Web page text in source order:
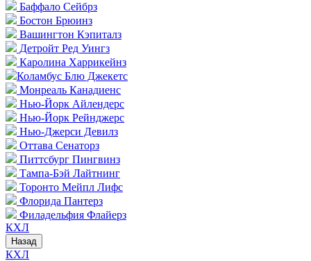
Баффало Сейбрз
Бостон Брюинз
Вашингтон Кэпиталз
Детройт Ред Уингз
Каролина Харрикейнз
Коламбус Блю Джекетс
Монреаль Канадиенс
Нью-Йорк Айлендерс
Нью-Йорк Рейнджерс
Нью-Джерси Девилз
Оттава Сенаторз
Питтсбург Пингвинз
Тампа-Бэй Лайтнинг
Торонто Мейпл Лифс
Флорида Пантерз
Филадельфия Флайерз
КХЛ
Назад
КХЛ